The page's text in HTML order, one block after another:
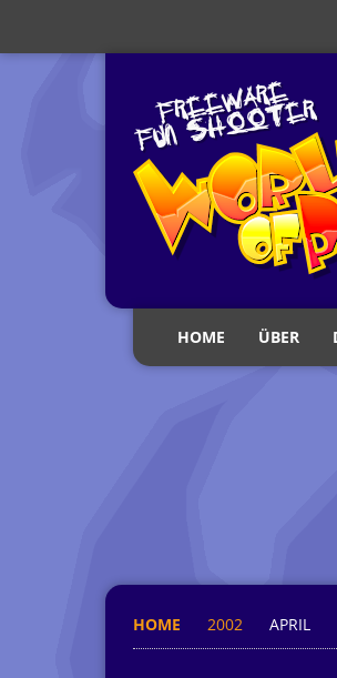
HOME ÜBER
HOME 2002 APRIL